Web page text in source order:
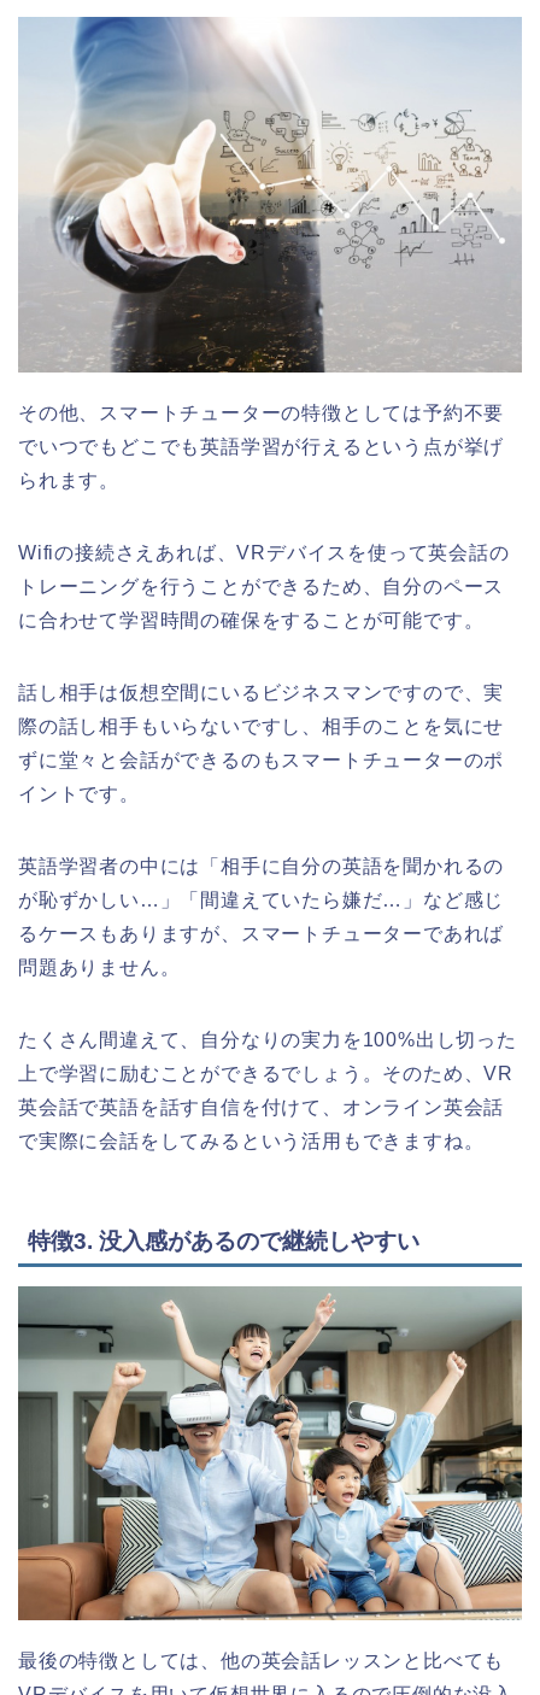
その他、スマートチューターの特徴としては予約不要
でいつでもどこでも英語学習が行えるという点が挙げ
られます。
Wifiの接続さえあれば、VRデバイスを使って英会話の
トレーニングを行うことができるため、自分のペース
に合わせて学習時間の確保をすることが可能です。
話し相手は仮想空間にいるビジネスマンですので、実
際の話し相手もいらないですし、相手のことを気にせ
ずに堂々と会話ができるのもスマートチューターのポ
イントです。
英語学習者の中には「相手に自分の英語を聞かれるの
が恥ずかしい…」「間違えていたら嫌だ…」など感じ
るケースもありますが、スマートチューターであれば
問題ありません。
たくさん間違えて、自分なりの実力を100%出し切った
上で学習に励むことができるでしょう。そのため、VR
英会話で英語を話す自信を付けて、オンライン英会話
で実際に会話をしてみるという活用もできますね。
特徴3. 没入感があるので継続しやすい
最後の特徴としては、他の英会話レッスンと比べても